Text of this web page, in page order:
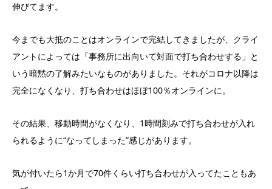
伸びてます。
今までも大抵のことはオンラインで完結してきましたが、クライ
アントによっては「事務所に出向いて対面で打ち合わせする」と
いう暗黙の了解みたいなものがありました。それがコロナ以降は
完全になくなり、打ち合わせはほぼ100％オンラインに。
その結果、移動時間がなくなり、1時間刻みで打ち合わせが入れ
られるように“なってしまった”感じがあります。
気が付いたら1か月で70件くらい打ち合わせが入ってたこともあ